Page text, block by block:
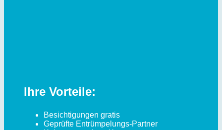
Ihre Vorteile:
Besichtigungen gratis
Geprüfte Entrümpelungs-Partner